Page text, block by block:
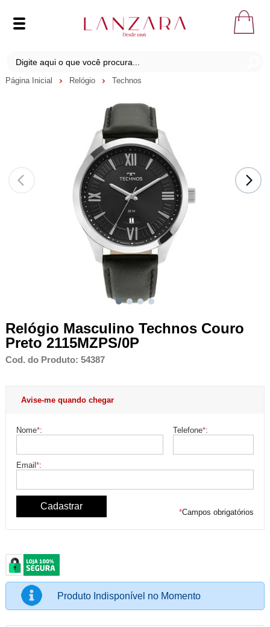
Página Inicial Relógio Technos
Relógio Masculino Technos Couro
Preto 2115MZPS/0P
Cod. do Produto: 54387
Avise-me quando chegar
Nome*: Telefone*:
Email*:
*Campos obrigatórios
Produto Indisponível no Momento